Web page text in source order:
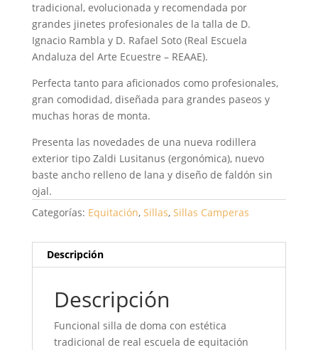
tradicional, evolucionada y recomendada por
grandes jinetes profesionales de la talla de D.
Ignacio Rambla y D. Rafael Soto (Real Escuela
Andaluza del Arte Ecuestre – REAAE).
Perfecta tanto para aficionados como profesionales,
gran comodidad, diseñada para grandes paseos y
muchas horas de monta.
Presenta las novedades de una nueva rodillera
exterior tipo Zaldi Lusitanus (ergonómica), nuevo
baste ancho relleno de lana y diseño de faldón sin
ojal.
Categorías: Equitación, Sillas, Sillas Camperas
Descripción
Descripción
Funcional silla de doma con estética
tradicional de real escuela de equitación